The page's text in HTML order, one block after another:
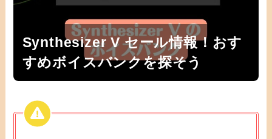
Synthesizer V セール情報！おす
すめボイスバンクを探そう